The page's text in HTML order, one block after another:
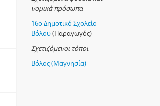
νομικά πρόσωπα
16ο Δημοτικό Σχολείο
Βόλου(Παραγωγός)
Σχετιζόμενοι τόποι
Βόλος (Μαγνησία)